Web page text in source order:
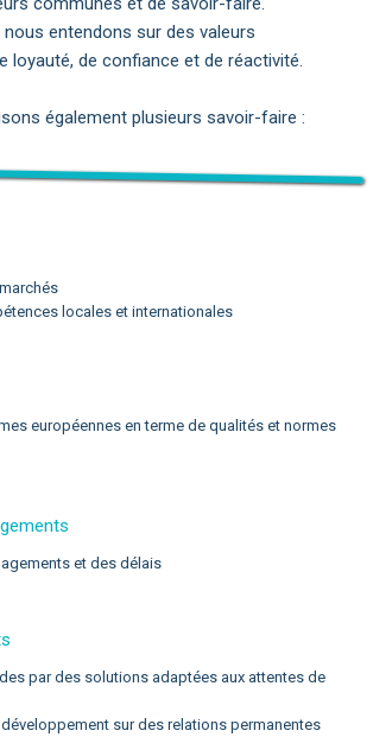
nous entendons sur des valeurs
loyauté, de confiance et de réactivité.
également plusieurs savoir-faire :
locales et internationales
européennes en terme de qualités et normes
et des délais
par des solutions adaptées aux attentes de
sur des relations permanentes